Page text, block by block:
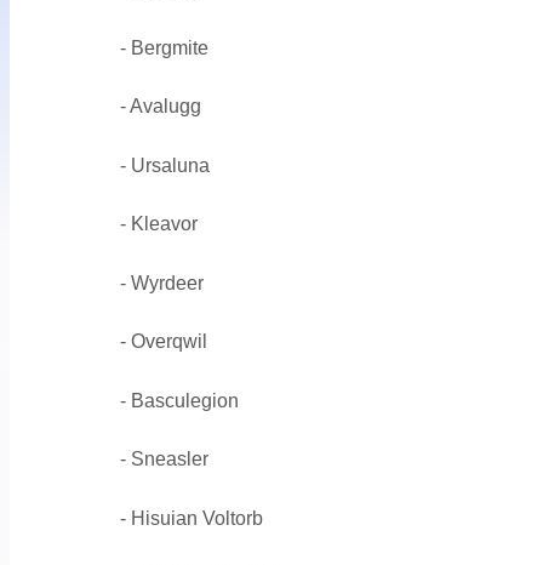
- Bergmite
- Avalugg
- Ursaluna
- Kleavor
- Wyrdeer
- Overqwil
- Basculegion
- Sneasler
- Hisuian Voltorb